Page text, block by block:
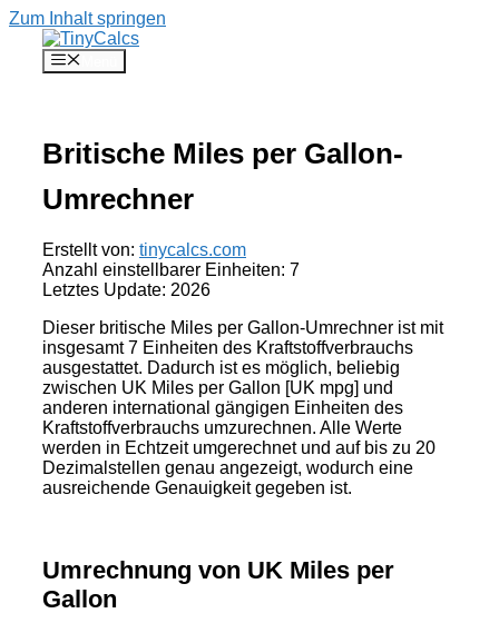
Zum Inhalt springen
Britische Miles per Gallon-
Umrechner
Erstellt von: tinycalcs.com
Anzahl einstellbarer Einheiten: 7
Letztes Update: 2026
Dieser britische Miles per Gallon-Umrechner ist mit
insgesamt7 Einheiten des Kraftstoffverbrauchs
ausgestattet. Dadurch ist es möglich, beliebig
zwischen UK Miles per Gallon [UK mpg] und
anderen international gängigen Einheiten des
Kraftstoffverbrauchs umzurechnen. Alle Werte
werden in Echtzeit umgerechnet und auf bis zu 20
Dezimalstellen genau angezeigt, wodurch eine
ausreichende Genauigkeit gegeben ist.
Umrechnung von UK Miles per
Gallon